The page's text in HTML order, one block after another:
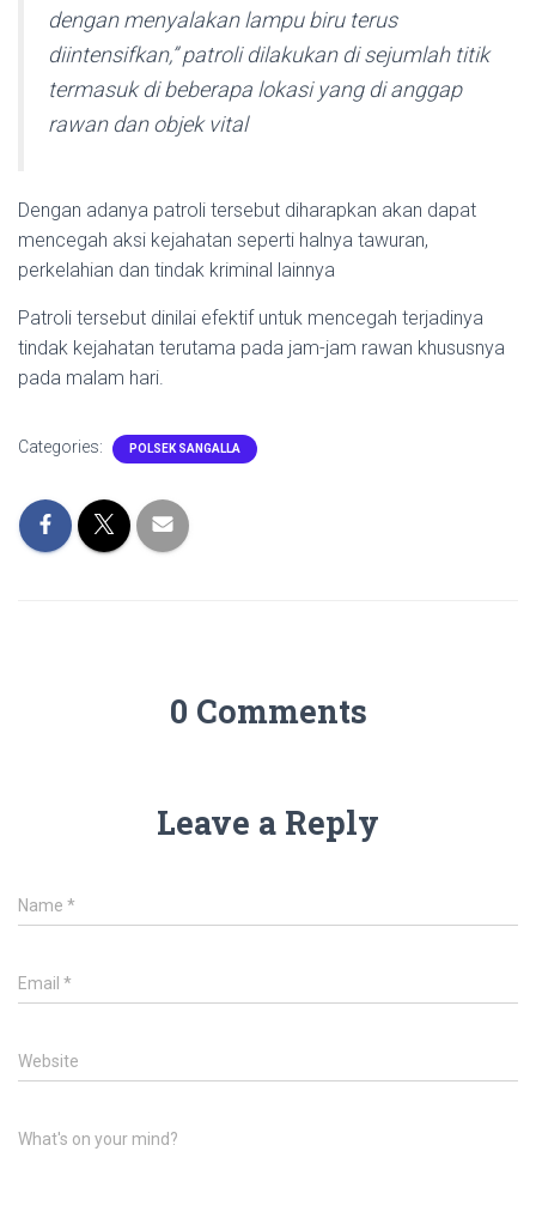
dengan menyalakan lampu biru terus
diintensifkan,” patroli dilakukan di sejumlah titik
termasuk di beberapa lokasi yang di anggap
rawan dan objek vital
Dengan adanya patroli tersebut diharapkan akan dapat
mencegah aksi kejahatan seperti halnya tawuran,
perkelahian dan tindak kriminal lainnya
Patroli tersebut dinilai efektif untuk mencegah terjadinya
tindak kejahatan terutama pada jam-jam rawan khususnya
pada malam hari.
Categories: POLSEK SANGALLA
0 Comments
Leave a Reply
Name *
Email *
Website
What's on your mind?